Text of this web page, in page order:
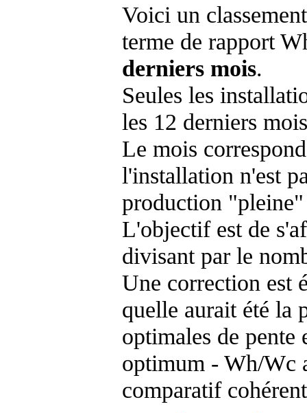
Voici un
terme de rapport
derniers mois.
Seules les
les 12 derniers
Le mois
l'installation n'est
production "pleine"
L'objectif est de
divisant par le
Une correction est
quelle aurait été la
optimales de
optimum - Wh/Wc
comparatif